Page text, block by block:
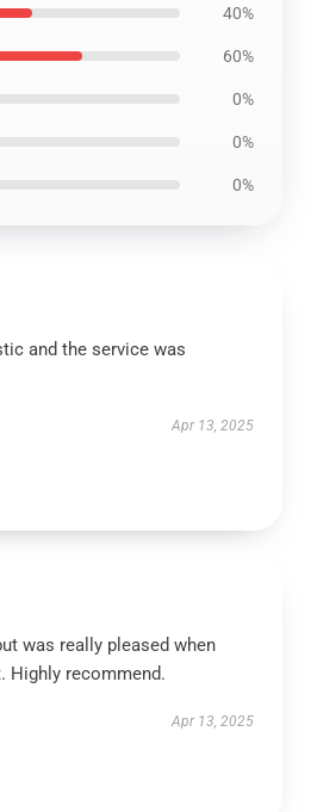
40%
60%
0%
0%
0%
and the service was
Apr 13, 2025
was really pleased when
Highly recommend.
Apr 13, 2025